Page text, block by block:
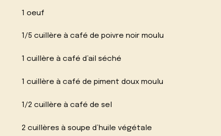
1 oeuf
1/5 cuillère à café de poivre noir moulu
1 cuillère à café d’ail séché
1 cuillère à café de piment doux moulu
1/2 cuillère à café de sel
2 cuillères à soupe d’huile végétale